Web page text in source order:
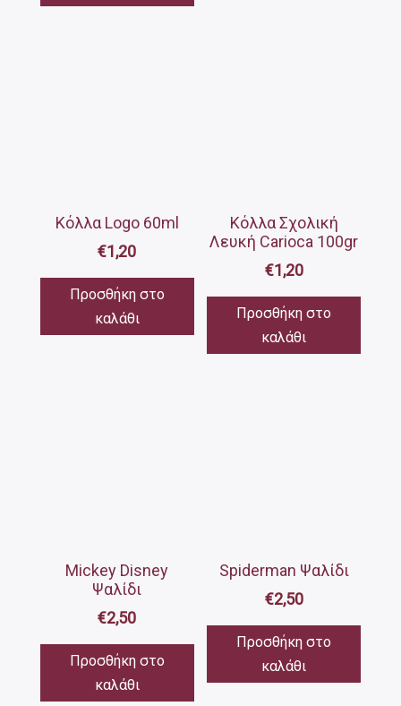
Κόλλα Logo 60ml
€1,20
Προσθήκη στο
καλάθι
Κόλλα Σχολική
Λευκή Carioca 100gr
€1,20
Προσθήκη στο
καλάθι
Mickey Disney
Ψαλίδι
€2,50
Προσθήκη στο
καλάθι
Spiderman Ψαλίδι
€2,50
Προσθήκη στο
καλάθι